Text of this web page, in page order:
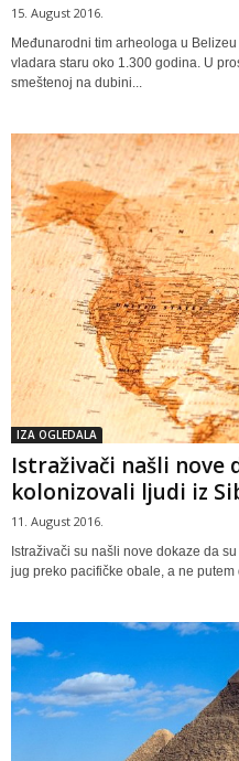
15. August 2016.
Međunarodni tim arheologa u
vladara staru oko 1.300 godina. U
smeštenoj na dubini...
IZA OGLEDALA
Istraživači našli nove
kolonizovali ljudi iz
11. August 2016.
Istraživači su našli nove dokaze da
jug preko pacifičke obale, a ne